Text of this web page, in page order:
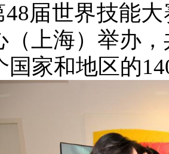
48届世界技能
（上海）举办
国家和地区的